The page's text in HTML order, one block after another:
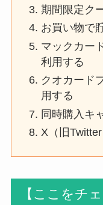
期間限定ク
お買い物で
マックカー
利用する
クオカード
用する
同時購入キ
X（旧
【ここをチ